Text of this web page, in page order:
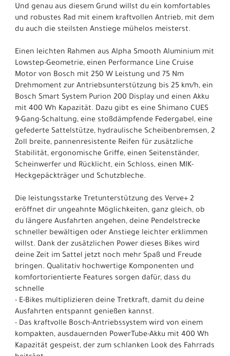
Und genau aus diesem Grund willst du ein komfortables
und robustes Rad mit einem kraftvollen Antrieb, mit dem
du auch die steilsten Anstiege mühelos meisterst.
Einen leichten Rahmen aus Alpha Smooth Aluminium mit
Lowstep-Geometrie, einen Performance Line Cruise
Motor von Bosch mit 250 W Leistung und 75 Nm
Drehmoment zur Antriebsunterstützung bis 25 km/h, ein
Bosch Smart System Purion 200 Display und einen Akku
mit 400 Wh Kapazität. Dazu gibt es eine Shimano CUES
9-Gang-Schaltung, eine stoßdämpfende Federgabel, eine
gefederte Sattelstütze, hydraulische Scheibenbremsen, 2
Zoll breite, pannenresistente Reifen für zusätzliche
Stabilität, ergonomische Griffe, einen Seitenständer,
Scheinwerfer und Rücklicht, ein Schloss, einen MIK-
Heckgepäckträger und Schutzbleche.
Die leistungsstarke Tretunterstützung des Verve+ 2
eröffnet dir ungeahnte Möglichkeiten, ganz gleich, ob
du längere Ausfahrten angehen, deine Pendelstrecke
schneller bewältigen oder Anstiege leichter erklimmen
willst. Dank der zusätzlichen Power dieses Bikes wird
deine Zeit im Sattel jetzt noch mehr Spaß und Freude
bringen. Qualitativ hochwertige Komponenten und
komfortorientierte Features sorgen dafür, dass du
schnelle
- E-Bikes multiplizieren deine Tretkraft, damit du deine
Ausfahrten entspannt genießen kannst.
- Das kraftvolle Bosch-Antriebssystem wird von einem
kompakten, ausdauernden PowerTube-Akku mit 400 Wh
Kapazität gespeist, der zum schlanken Look des Fahrrads